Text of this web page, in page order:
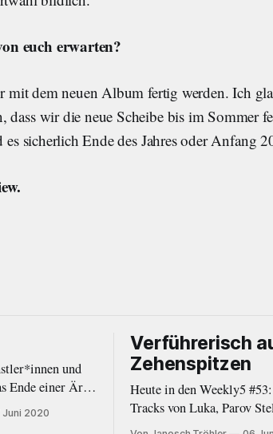
euch erwarten?
mit dem neuen Album fertig werden. Ich
wir die neue Scheibe bis im Sommer
sicherlich Ende des Jahres oder Anfang
und
ich mich
Juni 2020
Verführerisch
Zehenspitzen
Heute in den Weekly5
Tracks von Luka, Parov
Project, Cigarettes After